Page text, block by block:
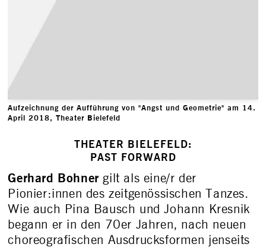
Aufzeichnung der Aufführung von "Angst und Geometrie" am 14.
April 2018, Theater Bielefeld
THEATER BIELEFELD:
PAST FORWARD
Gerhard Bohner gilt als eine/r der
Pionier:innen des zeitgenössischen Tanzes.
Wie auch Pina Bausch und Johann Kresnik
begann er in den 70er Jahren, nach neuen
choreografischen Ausdrucksformen jenseits